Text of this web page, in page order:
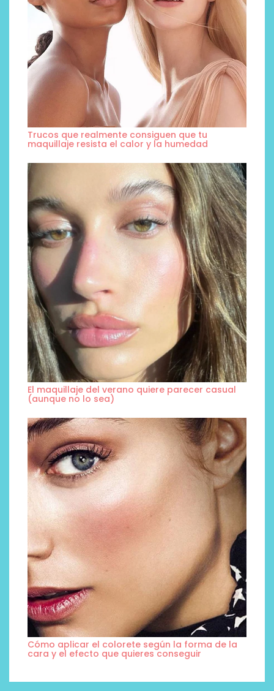
Trucos que realmente consiguen que tu
maquillaje resista el calor y la humedad
El maquillaje del verano quiere parecer casual
(aunque no lo sea)
Cómo aplicar el colorete según la forma de la
cara y el efecto que quieres conseguir